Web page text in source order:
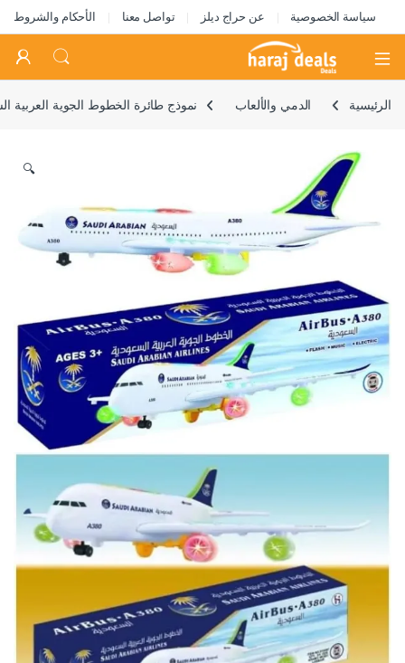
سياسة الخصوصية عن حراج ديلز تواصل معنا الأحكام والشروط
Open
الرئيسية الدمي والألعاب نموذج طائرة الخطوط الجوية
🔍